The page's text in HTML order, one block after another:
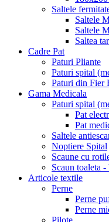
Saltele
Saltele
Saltele
Saltea
Cadre Pat
Paturi Pliante
Paturi spital
Paturi din Fier
Gama Medicala
Paturi spital
Pat
Pat
Saltele
Noptiere Spital
Scaune cu
Scaun toaleta
Articole textile
Perne
Perne
Perne
Pilote